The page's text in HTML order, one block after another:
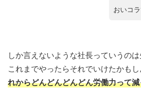
おいコ
しか言えないような社長っていうのは
これまでやったらそれでいけたかもし
れからどんどんどんどん労働力って